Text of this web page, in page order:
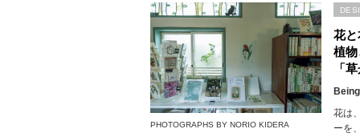
PHOTOGRAPHS BY NORIO KIDERA
花
植
「
花は
ーを